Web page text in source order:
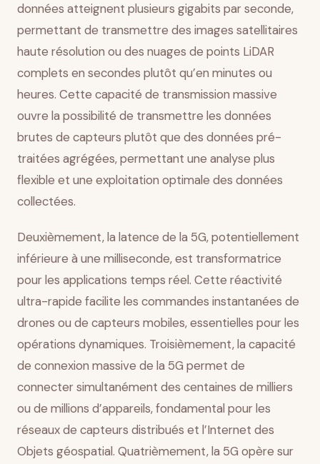
données atteignent plusieurs gigabits par seconde,
permettant de transmettre des images satellitaires
haute résolution ou des nuages de points LiDAR
complets en secondes plutôt qu’en minutes ou
heures. Cette capacité de transmission massive
ouvre la possibilité de transmettre les données
brutes de capteurs plutôt que des données pré-
traitées agrégées, permettant une analyse plus
flexible et une exploitation optimale des données
collectées.
Deuxièmement, la latence de la 5G, potentiellement
inférieure à une milliseconde, est transformatrice
pour les applications temps réel. Cette réactivité
ultra-rapide facilite les commandes instantanées de
drones ou de capteurs mobiles, essentielles pour les
opérations dynamiques. Troisièmement, la capacité
de connexion massive de la 5G permet de
connecter simultanément des centaines de milliers
ou de millions d’appareils, fondamental pour les
réseaux de capteurs distribués et l’Internet des
Objets géospatial. Quatrièmement, la 5G opère sur